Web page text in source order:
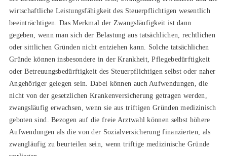
wirtschaftliche Leistungsfähigkeit des Steuerpflichtigen wesentlich
beeinträchtigen. Das Merkmal der Zwangsläufigkeit ist dann
gegeben, wenn man sich der Belastung aus tatsächlichen, rechtlichen
oder sittlichen Gründen nicht entziehen kann. Solche tatsächlichen
Gründe können insbesondere in der Krankheit, Pflegebedürftigkeit
oder Betreuungsbedürftigkeit des Steuerpflichtigen selbst oder naher
Angehöriger gelegen sein. Dabei können auch Aufwendungen, die
nicht von der gesetzlichen Krankenversicherung getragen werden,
zwangsläufig erwachsen, wenn sie aus triftigen Gründen medizinisch
geboten sind. Bezogen auf die freie Arztwahl können selbst höhere
Aufwendungen als die von der Sozialversicherung finanzierten, als
zwangläufig zu beurteilen sein, wenn triftige medizinische Gründe